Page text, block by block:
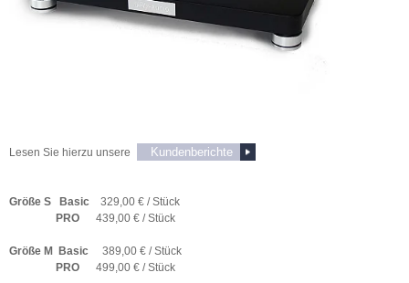
Lesen Sie hierzu unsere Kundenberichte
Größe S Basic 329,00 € / Stück
PRO 439,00 € / Stück
Größe M Basic 389,00 € / Stück
PRO 499,00 € / Stück